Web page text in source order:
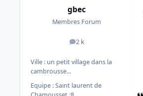
gbec
Membres Forum
2 k
messages
Ville : un petit village dans la
cambrousse...
Equipe : Saint laurent de